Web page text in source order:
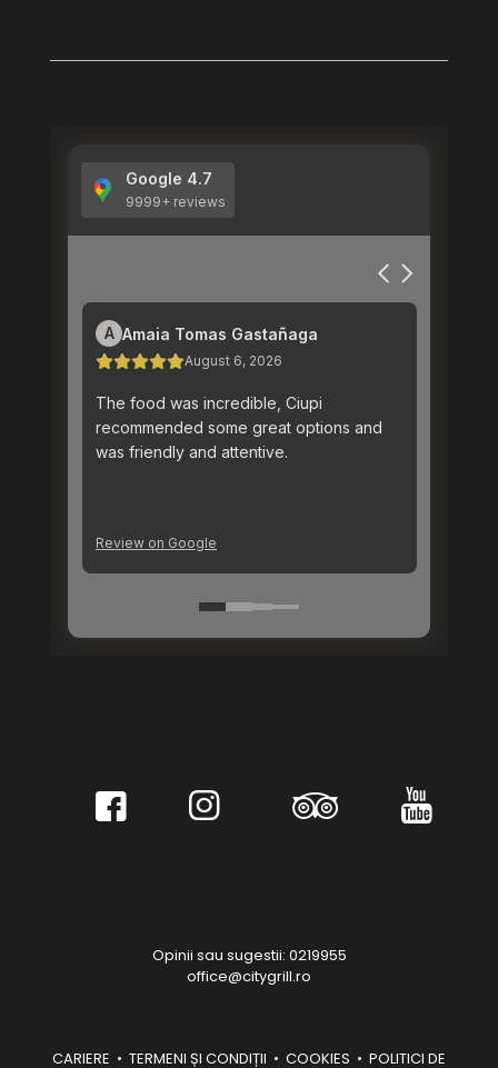
Opinii sau sugestii: 0219955
office@citygrill.ro
CARIERE • TERMENI ȘI CONDIȚII • COOKIES • POLITICI DE